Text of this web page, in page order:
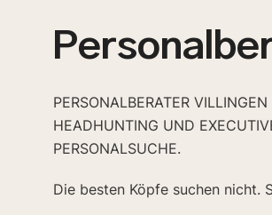
PERSONALBERATER
HEADHUNTING UND
PERSONALSUCHE.
Die besten Köpfe suchen nicht.